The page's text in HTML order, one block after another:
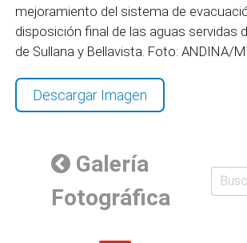
mejoramiento del sistema de
disposición final de las aguas servidas
de Sullana y Bellavista. Foto: ANDINA/
Descargar Imagen
Galería
Fotográfica